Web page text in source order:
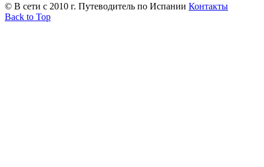
© В сети с 2010 г. Путеводитель по Испании Контакты
Back to Top